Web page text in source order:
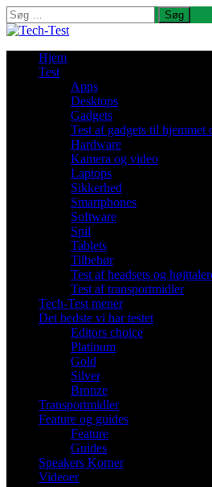
Søg
efter:
Hjem
Test
Apps
Desktops
Gadgets
Test af gadgets til hjemmet
Hardware
Kamera og video
Laptops
Sikkerhed
Smartphones
Software
Spil
Tablets
Tilbehør
Test af headsets og
Test af transportmidler
Tech-Test mener
Det bedste vi har testet
Editors choice
Platinum
Gold
Silver
Bronze
Transportmidler
Feature og guides
Feature
Guides
Speakers Korner
Videoer